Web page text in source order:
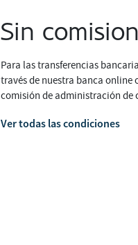
Sin
Para las transferencias
través de nuestra banca
comisión de administración de
Ver todas las condiciones